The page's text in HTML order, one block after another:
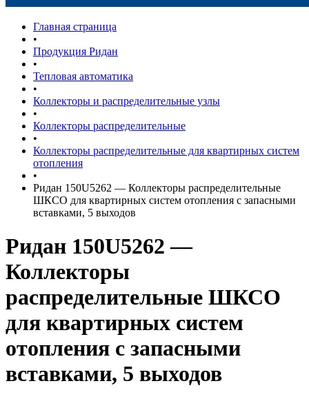
Главная страница
•
Продукция Ридан
•
Тепловая автоматика
•
Коллекторы и распределительные узлы
•
Коллекторы распределительные
•
Коллекторы распределительные для квартирных систем
отопления
•
Ридан 150U5262 — Коллекторы распределительные
ШКСО для квартирных систем отопления с запасными
вставками, 5 выходов
Ридан 150U5262 —
Коллекторы
распределительные ШКСО
для квартирных систем
отопления с запасными
вставками, 5 выходов